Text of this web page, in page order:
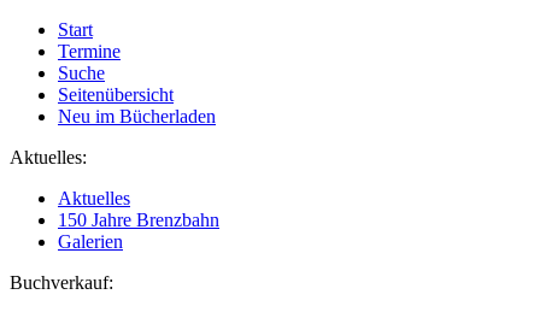
Start
Termine
Suche
Seitenübersicht
Neu im Bücherladen
Aktuelles:
Aktuelles
150 Jahre Brenzbahn
Galerien
Buchverkauf: